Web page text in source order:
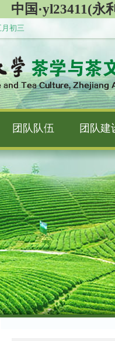
中国·yl23411(永
初三
团队队伍 团队建